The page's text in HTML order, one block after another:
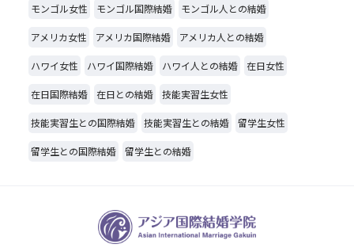
モンゴル女性 モンゴル国際結婚 モンゴル人との結婚
アメリカ女性 アメリカ国際結婚 アメリカ人との結婚
ハワイ女性 ハワイ国際結婚 ハワイ人との結婚 在日女性
在日国際結婚 在日との結婚 技能実習生女性
技能実習生との国際結婚 技能実習生との結婚 留学生女性
留学生との国際結婚 留学生との結婚